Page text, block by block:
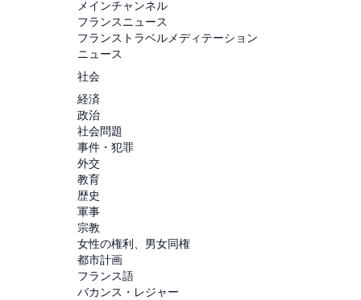
メインチャンネル
フランスニュース
フランストラベルメディテーション
ニュース
社会
経済
政治
社会問題
事件・犯罪
外交
教育
歴史
軍事
宗教
女性の権利、男女同権
都市計画
フランス語
バカンス・レジャー